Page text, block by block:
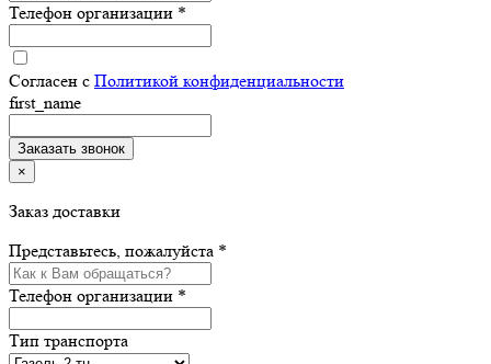
Телефон организации *
Согласен с Политикой конфиденциальности
first_name
×
Заказ доставки
Представьтесь, пожалуйста *
Телефон организации *
Тип транспорта